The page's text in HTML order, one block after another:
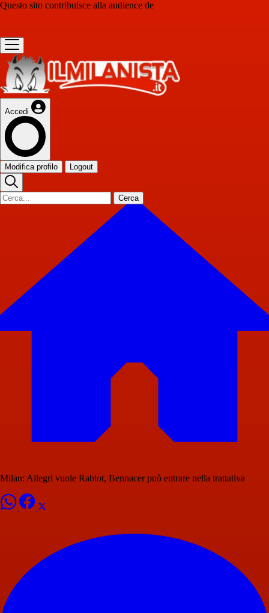
Questo sito contribuisce alla audience de
Accedi
Modifica profilo Logout
Cerca
Milan: Allegri vuole Rabiot, Bennacer può entrare nella trattativa